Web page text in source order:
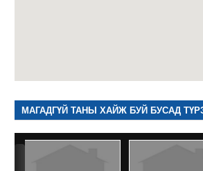
МАГАДГҮЙ ТАНЫ ХАЙЖ БУЙ БУСАД